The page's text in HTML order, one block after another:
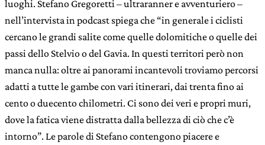
luoghi. Stefano Gregoretti – ultraranner e avventuriero –
nell’intervista in podcast spiega che “in generale i ciclisti
cercano le grandi salite come quelle dolomitiche o quelle dei
passi dello Stelvio o del Gavia. In questi territori però non
manca nulla: oltre ai panorami incantevoli troviamo percorsi
adatti a tutte le gambe con vari itinerari, dai trenta fino ai
cento o duecento chilometri. Ci sono dei veri e propri muri,
dove la fatica viene distratta dalla bellezza di ciò che c’è
intorno”. Le parole di Stefano contengono piacere e